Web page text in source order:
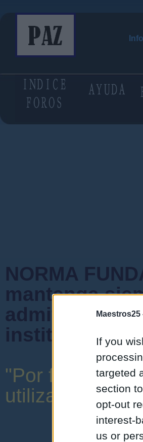
Maestros25
If you
targeted
section
opt-out
interest-
us or
NORMA
mantenga
admiten
instituciones
"Por favor, no
utilizar una